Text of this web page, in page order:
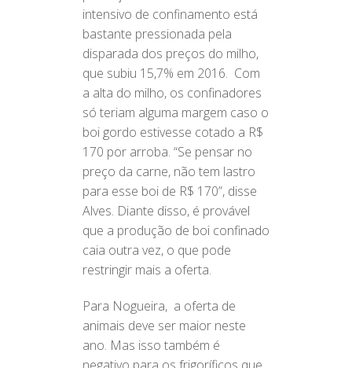
intensivo de confinamento está
bastante pressionada pela
disparada dos preços do milho,
que subiu 15,7% em 2016. Com
a alta do milho, os confinadores
só teriam alguma margem caso o
boi gordo estivesse cotado a R$
170 por arroba. “Se pensar no
preço da carne, não tem lastro
para esse boi de R$ 170”, disse
Alves. Diante disso, é provável
que a produção de boi confinado
caia outra vez, o que pode
restringir mais a oferta.
Para Nogueira, a oferta de
animais deve ser maior neste
ano. Mas isso também é